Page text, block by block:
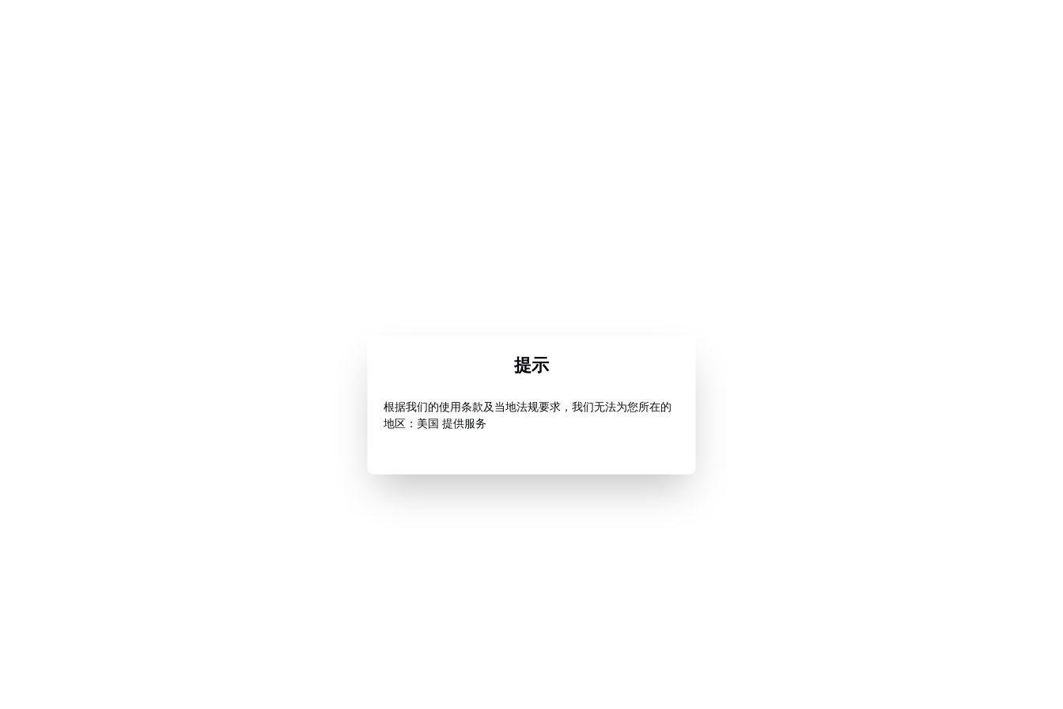
提示
根据我们的使用条款及当地法规要求，我们无法为您所在的
地区：美国 提供服务